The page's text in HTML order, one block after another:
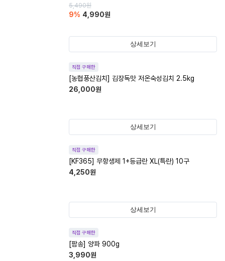
5,490원
9% 4,990원
상세보기
직접 구매한
[농협풍산김치] 김장독맛 저온숙성김치 2.5kg
26,000원
상세보기
직접 구매한
[KF365] 무항생제 1+등급란 XL(특란) 10구
4,250원
상세보기
직접 구매한
[팜송] 양파 900g
3,990원